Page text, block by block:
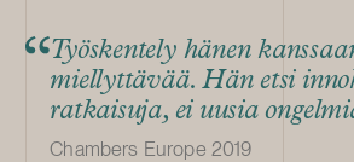
Työskentely hänen
miellyttävää. Hän etsi
ratkaisuja, ei uusia
Chambers Europe 2019